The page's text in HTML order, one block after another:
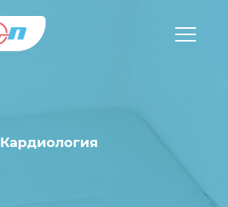
Кардиология